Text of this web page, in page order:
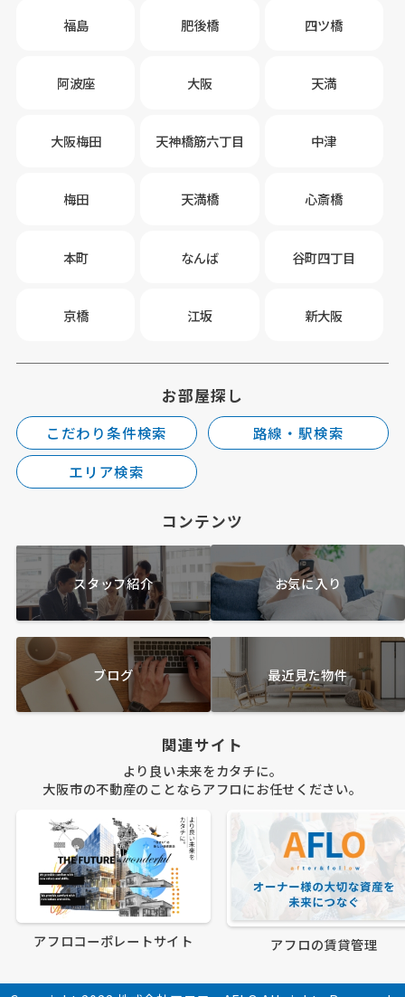
福島 肥後橋 四ツ橋
阿波座 大阪 天満
大阪梅田 天神橋筋六丁目 中津
梅田 天満橋 心斎橋
本町 なんば 谷町四丁目
京橋 江坂 新大阪
お部屋探し
こだわり条件検索
路線・駅検索
エリア検索
コンテンツ
スタッフ紹介 お気に入り
ブログ 最近見た物件
関連サイト
より良い未来をカタチに。
大阪市の不動産のことならアフロにお任せください。
アフロコーポレートサイト アフロの賃貸管理